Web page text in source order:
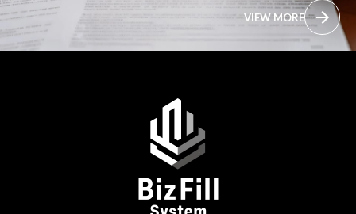
VIEW MORE